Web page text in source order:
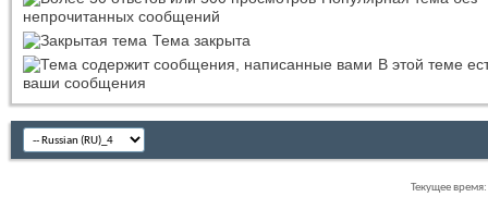
непрочитанных сообщений
Тема закрыта
В этой теме
ваши сообщения
Текущее время: